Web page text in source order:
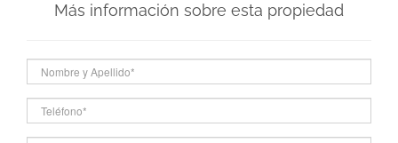
Más información sobre esta propiedad